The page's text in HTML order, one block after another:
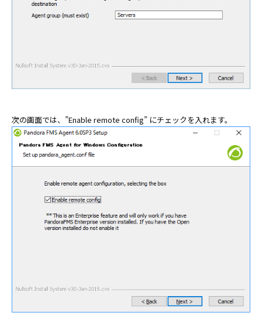
次の画面では、”Enable remote config” にチェックを入れます。